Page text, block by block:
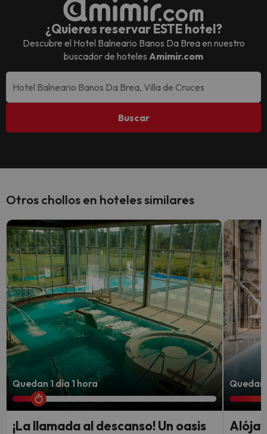
¿Quieres reservar ESTE hotel?
Descubre el Hotel Balneario Banos Da Breaen nuestro
buscador de hoteles Amimir.com
Buscar
Otros chollos en hoteles similares
Quedan 1 día 1 hora
¡La llamada al descanso! Un oasis